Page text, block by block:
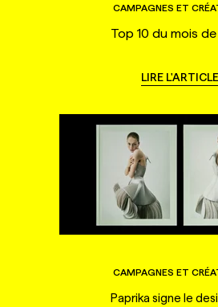
CAMPAGNES ET
Top 10 du mois
LIRE L'ARTICLE
CAMPAGNES ET
Paprika signe le